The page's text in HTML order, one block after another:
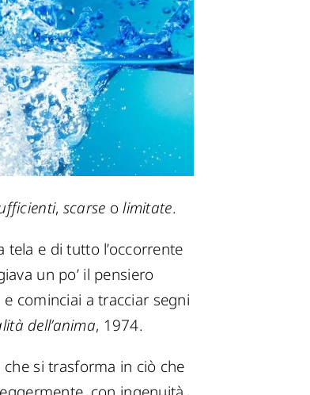
, scarse olimitate.
tela e di tutto l’occorrente
un po’ il pensiero
cominciai a tracciar segni
dell’anima, 1974.
si trasforma in ciò che